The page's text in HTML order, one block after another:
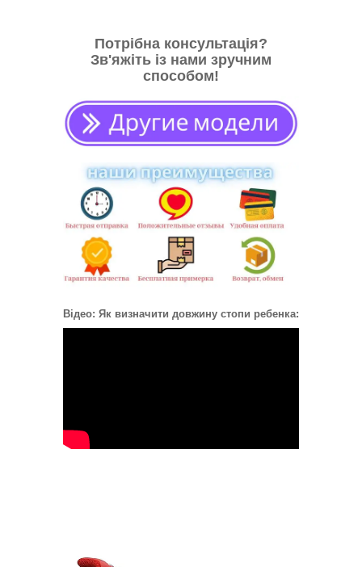
Потрібна консультація?
Зв'яжіть із нами зручним
способом!
Відео: Як визначити довжину стопи ребенка: